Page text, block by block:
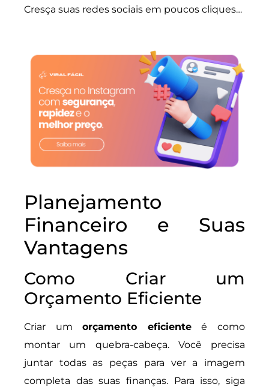
Cresça suas redes sociais em poucos cliques…
Planejamento
Financeiro e Suas
Vantagens
Como Criar um
Orçamento Eficiente
Criar umorçamento eficienteé como
montar um quebra-cabeça. Você precisa
juntar todas as peças para ver a imagem
completa das suas finanças. Para isso, siga